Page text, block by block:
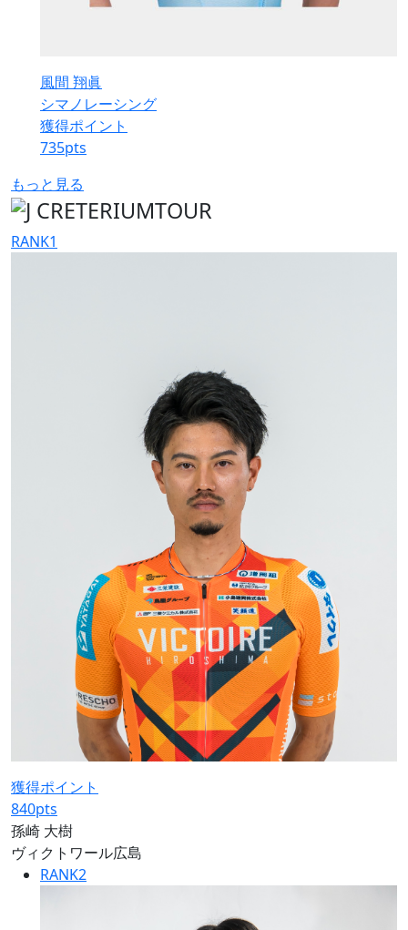
風間 翔眞
シマノレーシング
獲得ポイント
735pts
もっと見る
RANK1
獲得ポイント
840pts
孫崎 大樹
ヴィクトワール広島
RANK2